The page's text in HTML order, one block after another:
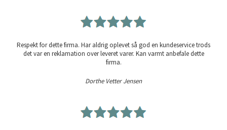
Respekt for dette firma. Har aldrig oplevet så god en kundeservice trods
det var en reklamation over leveret varer. Kan varmt anbefale dette
firma.
Dorthe Vetter Jensen